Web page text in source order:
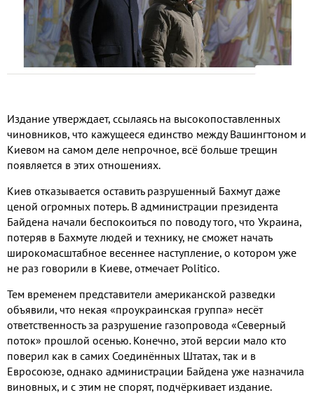
Издание утверждает, ссылаясь на высокопоставленных
чиновников, что кажущееся единство между Вашингтоном и
Киевом на самом деле непрочное, всё больше трещин
появляется в этих отношениях.
Киев отказывается оставить разрушенный Бахмут даже
ценой огромных потерь. В администрации президента
Байдена начали беспокоиться по поводу того, что Украина,
потеряв в Бахмуте людей и технику, не сможет начать
широкомасштабное весеннее наступление, о котором уже
не раз говорили в Киеве, отмечает Politico.
Тем временем представители американской разведки
объявили, что некая «проукраинская группа» несёт
ответственность за разрушение газопровода «Северный
поток» прошлой осенью. Конечно, этой версии мало кто
поверил как в самих Соединённых Штатах, так и в
Евросоюзе, однако администрации Байдена уже назначила
виновных, и с этим не спорят, подчёркивает издание.